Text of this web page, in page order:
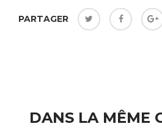
PARTAGER
DANS LA MÊME